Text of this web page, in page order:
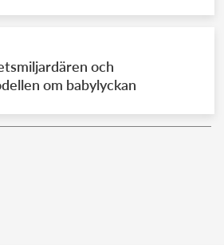
kejsarhuset
kungahuset
kungahuset
och
om babylyckan